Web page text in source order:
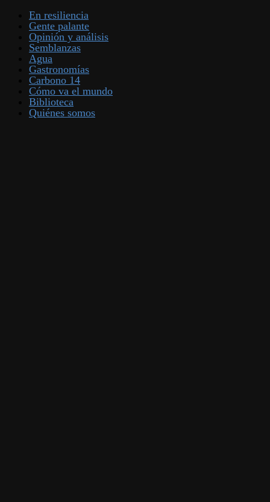
En resiliencia
Gente palante
Opinión y análisis
Semblanzas
Agua
Gastronomías
Carbono 14
Cómo va el mundo
Biblioteca
Quiénes somos